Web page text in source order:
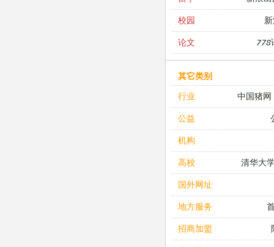
校园
论文 778
其它类别
行业
中国猪网
公益
机构
高校 清华大
国外网址
地方服务
招商加盟